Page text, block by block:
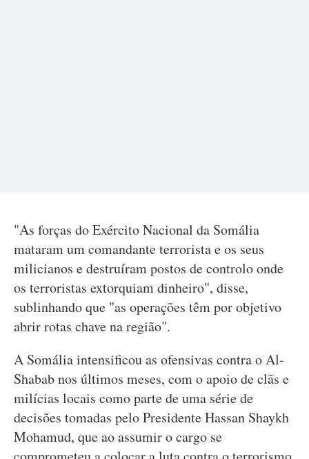
"As forças do Exército Nacional da Somália
mataram um comandante terrorista e os seus
milicianos e destruíram postos de controlo onde
os terroristas extorquiam dinheiro", disse,
sublinhando que "as operações têm por objetivo
abrir rotas chave na região".
A Somália intensificou as ofensivas contra o Al-
Shabab nos últimos meses, com o apoio de clãs e
milícias locais como parte de uma série de
decisões tomadas pelo Presidente Hassan Shaykh
Mohamud, que ao assumir o cargo se